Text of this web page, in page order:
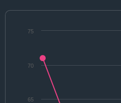
65
70
75